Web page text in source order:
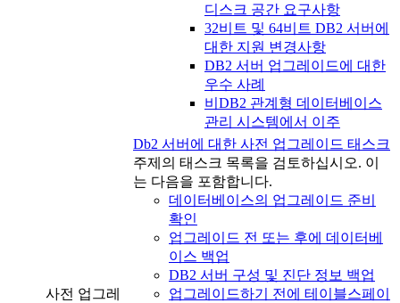
디스크 공간 요구사항
32비트 및 64비트 DB2 서버에
대한 지원 변경사항
DB2 서버 업그레이드에 대한
우수 사례
비DB2 관계형 데이터베이스
관리 시스템에서 이주
사전 업그레
Db2 서버에 대한 사전 업그레이드 태스크
주제의 태스크 목록을 검토하십시오. 이
는 다음을 포함합니다.
데이터베이스의 업그레이드 준비
확인
업그레이드 전 또는 후에 데이터베
이스 백업
DB2 서버 구성 및 진단 정보 백업
업그레이드하기 전에 테이블스페이